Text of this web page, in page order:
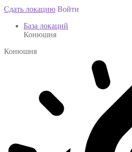
Сдать локацию Войти
База локаций
Конюшня
Конюшня